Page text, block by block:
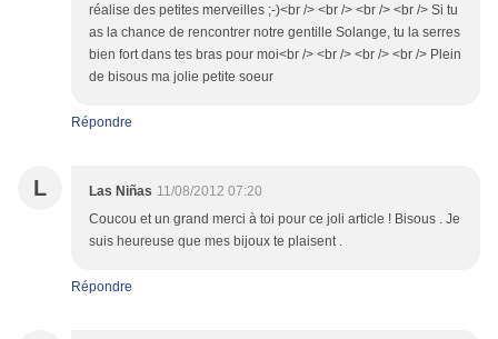
réalise des petites merveilles ;-)<br /> <br /> <br /> <br /> Si tu
as la chance de rencontrer notre gentille Solange, tu la serres
bien fort dans tes bras pour moi<br /> <br /> <br /> <br /> Plein
de bisous ma jolie petite soeur
Répondre
L Las Niñas 11/08/2012 07:20
Coucou et un grand merci à toi pour ce joli article ! Bisous . Je
suis heureuse que mes bijoux te plaisent .
Répondre